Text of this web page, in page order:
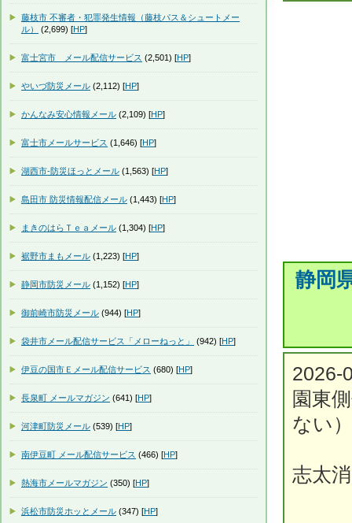
静岡
2026-
園東
ない
志太
藤枝市 不審者・犯罪発生情報（藤枝パス＆シュートメー
ル）
(2,699) [HP]
富士宮市 メール配信サービス (2,501) [HP]
やいづ防災メール (2,112) [HP]
かんなみ安心情報メール (2,109) [HP]
富士市メールサービス (1,646) [HP]
湖西市-防災ほっとメール (1,563) [HP]
島田市 防災情報配信メール (1,443) [HP]
まきのはらＴｅａメール (1,304) [HP]
裾野市まもメール (1,223) [HP]
静岡市防災メール (1,152) [HP]
御前崎市防災メール (944) [HP]
袋井市メール配信サービス「メローねっと」 (942) [HP]
伊豆の国市Ｅメール配信サービス (680) [HP]
長泉町 メールマガジン (641) [HP]
河津町防災メール (539) [HP]
南伊豆町 メール配信サービス (466) [HP]
熱海市メールマガジン (350) [HP]
浜松市防災ホッとメール (347) [HP]